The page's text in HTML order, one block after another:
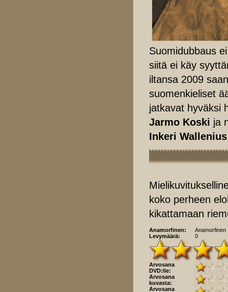
Suomidubbaus
siitä ei käy
iltansa 2009
suomenkieliset
jatkavat hyväksi
Jarmo Koski ja
Inkeri Wallenius
koko perheen
kikattamaan
Anamorfinen:
Anamorfinen
Levymäärä:
0
Arvosana
DVD:lle:
Arvosana
kuvasta:
Arvosana